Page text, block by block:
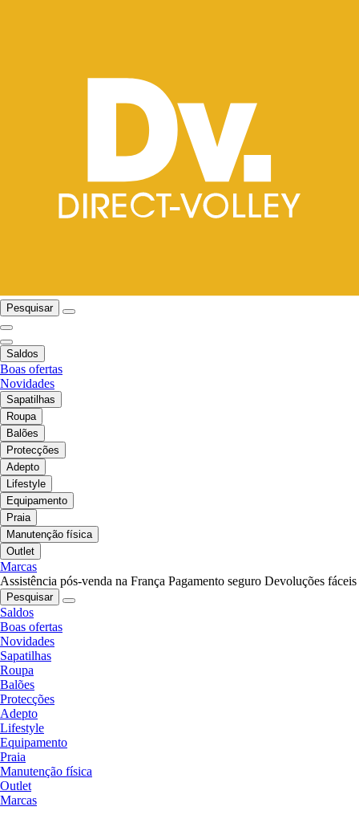
Pesquisar
Saldos
Boas ofertas
Novidades
Sapatilhas
Roupa
Balões
Protecções
Adepto
Lifestyle
Equipamento
Praia
Manutenção física
Outlet
Marcas
Assistência pós-venda na França Pagamento seguro Devoluções fáceis
Pesquisar
Saldos
Boas ofertas
Novidades
Sapatilhas
Roupa
Balões
Protecções
Adepto
Lifestyle
Equipamento
Praia
Manutenção física
Outlet
Marcas